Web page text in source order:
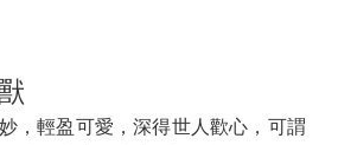
，輕盈可愛，深得世人歡心，可謂